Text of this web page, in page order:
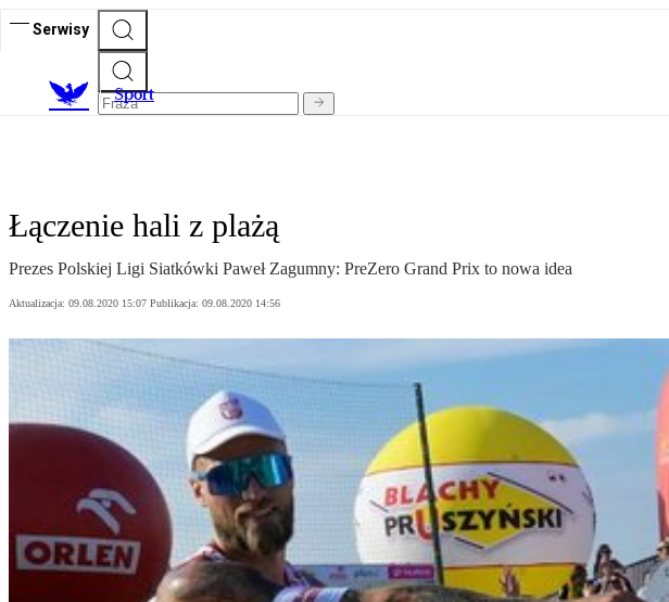
Serwisy
Sport
Łączenie hali z plażą
Prezes Polskiej Ligi Siatkówki Paweł Zagumny: PreZero Grand Prix to nowa idea
Aktualizacja: 09.08.2020 15:07 Publikacja: 09.08.2020 14:56